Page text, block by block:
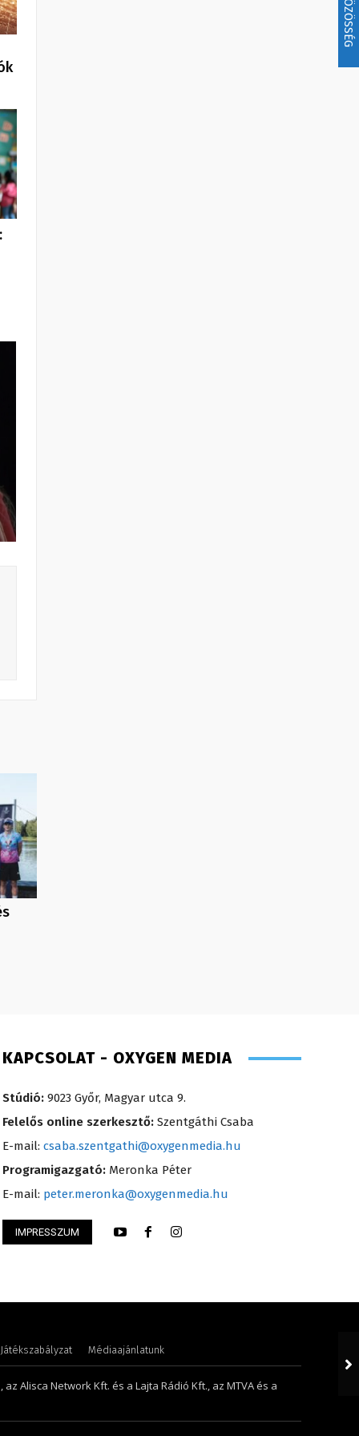
KÖZÖSSÉG
KAPCSOLAT - OXYGEN MEDIA
Stúdió: 9023 Győr, Magyar utca 9.
Felelős online szerkesztő: Szentgáthi Csaba
E-mail: csaba.szentgathi@oxygenmedia.hu
Programigazgató: Meronka Péter
E-mail: peter.meronka@oxygenmedia.hu
IMPRESSZUM
Játékszabályzat Médiaajánlatunk
Alisca Network Kft. és a Lajta Rádió Kft., az MTVA és a